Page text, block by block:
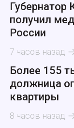
Губернатор
получил
России
7 часов назад
Более 155
должница
квартиры
8 часов назад